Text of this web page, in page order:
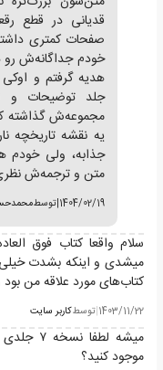
قدیانی در قطع
صفحات کمتری
خودم جداگانه‌ش رو
هدیه گرفتم و
جلد توضیحات و
مجموعه‌ش گذاشته
یه نقشه تاریخچه
جذابه، ولی خودم
متن و ترجمه‌ش
1404/02/19
|توسط
سلام واقعا کتاب فوق
میشدی و اینکه بشدت
کتاب‌های مورد علاقه من
1403/11/22
|توسطکاربر سایت
میشه
موجود کنید؟